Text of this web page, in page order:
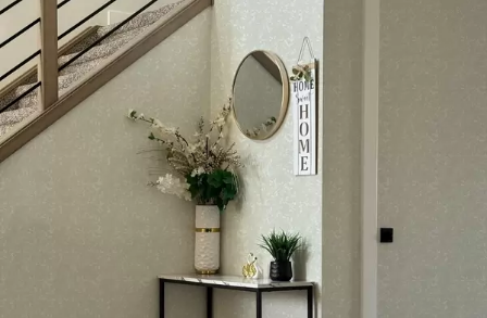
Najobľúbenejšie
Obnovenie všetkého